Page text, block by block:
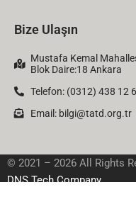
Bize Ulaşın
Mustafa Kemal
Blok Daire:18 Ankara
Telefon: (0312) 438 12
Email: bilgi@tatd.org.tr
© 2021 – 2026 All Rights
DNS Tech Company